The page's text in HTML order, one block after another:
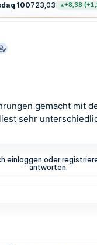
100723,03 +8,38
gemacht mit
sehr
einloggen oder
antworten.